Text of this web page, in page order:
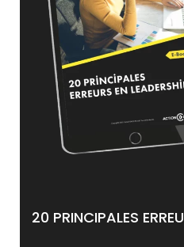
20 PRINCIPALES